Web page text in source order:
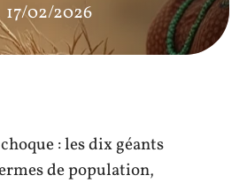
17/02/2026
: les dix géants
de population,